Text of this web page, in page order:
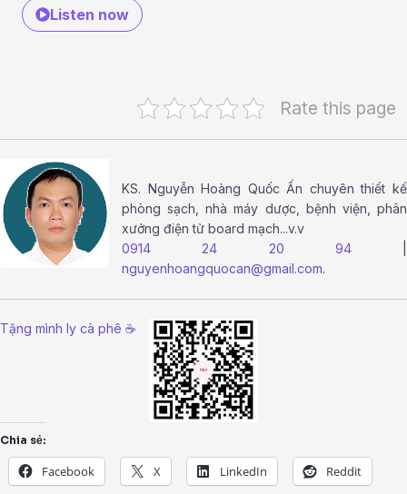
Listen now
Rate this page
KS. Nguyễn Hoàng Quốc Ấn chuyên thiết kế
phòng sạch, nhà máy dược, bệnh viện, phân
xưởng điện tử board mạch...v.v
0914 24 20 94|
nguyenhoangquocan@gmail.com.
Tặng mình ly cà phê ☕
Chia sẻ:
Facebook X LinkedIn Reddit